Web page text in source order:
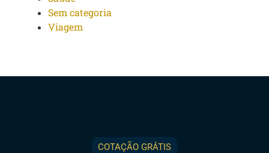
Sem categoria
Viagem
COTAÇÃO GRÁTIS